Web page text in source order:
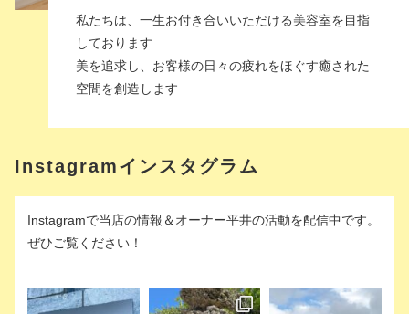
私たちは、一生お付き合いいただける美容室を目指
しております
美を追求し、お客様の日々の疲れをほぐす癒された
空間を創造します
Instagramインスタグラム
Instagramで当店の情報＆オーナー平井の活動を配信中です。
ぜひご覧ください！